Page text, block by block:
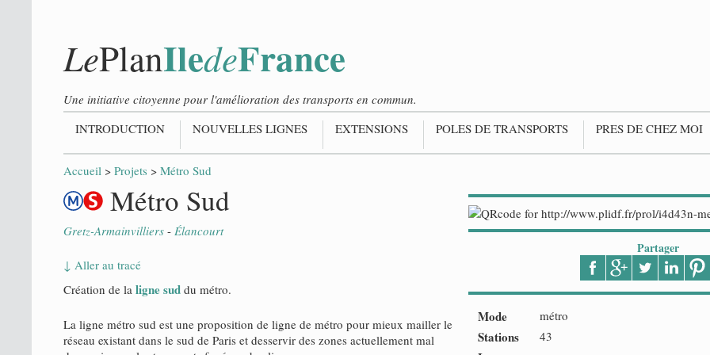
LePlanIledeFrance
Une initiative citoyenne pour l'amélioration des transports en commun.
INTRODUCTION
NOUVELLES LIGNES EXTENSIONS POLES DE TRANSPORTS PRES DE CHEZ MOI
Accueil > Projets > Métro Sud
Partager
Mode métro
Stations 43
Métro Sud
Gretz-Armainvilliers - Élancourt
↓ Aller au tracé
Création de la ligne sud du métro.
La ligne métro sud est une proposition de ligne de métro pour mieux mailler le
réseau existant dans le sud de Paris et desservir des zones actuellement mal